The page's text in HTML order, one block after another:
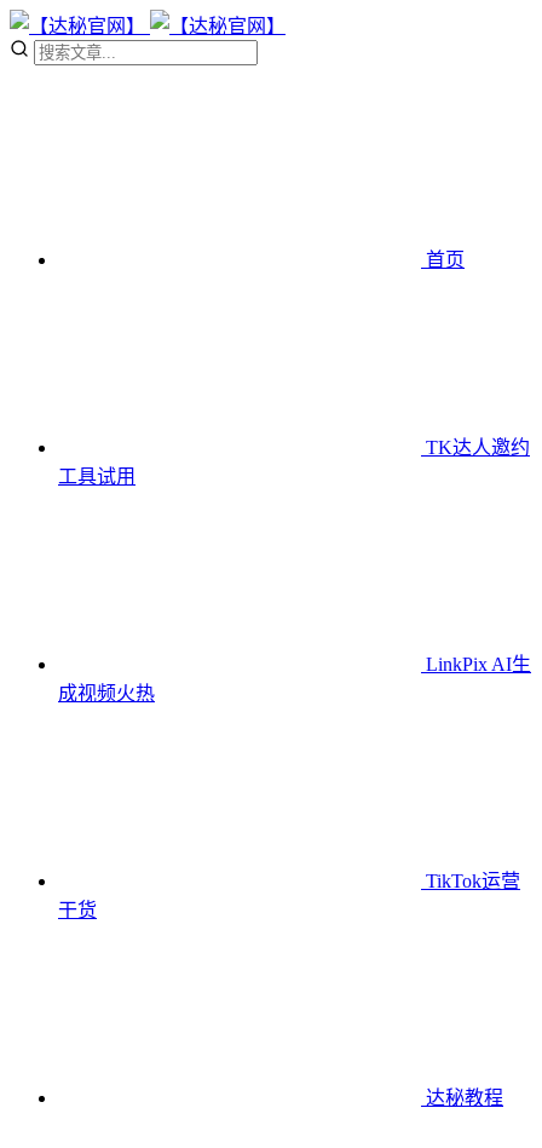
首页
TK达人邀约
工具试用
LinkPix AI生
成视频火热
TikTok运营
干货
达秘教程